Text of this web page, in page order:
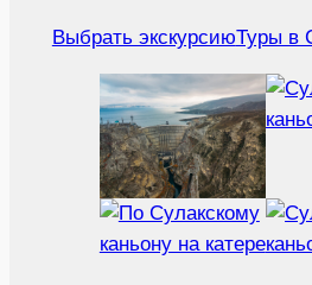
Выбрать экскурсиюТуры в